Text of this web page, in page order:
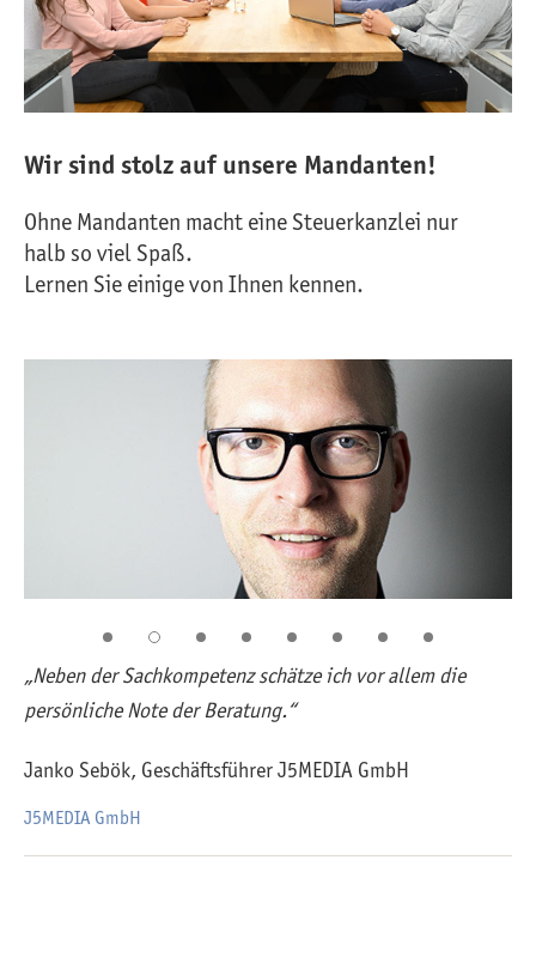
Wir sind stolz auf unsere Mandanten!
Ohne Mandanten macht eine Steuerkanzlei nur
halb so viel Spaß.
Lernen Sie einige von Ihnen kennen.
„Neben der Sachkompetenz schätze ich vor allem die
persönliche Note der Beratung.“
Janko Sebök, Geschäftsführer J5MEDIA GmbH
J5MEDIA GmbH